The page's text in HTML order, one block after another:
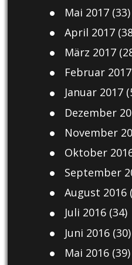
Mai 2017(33)
April 2017
März 2017
Februar 2017
Januar 2017
Dezember
November
Oktober
September
August 2016
Juli 2016(34)
Juni 2016(30)
Mai 2016(39)